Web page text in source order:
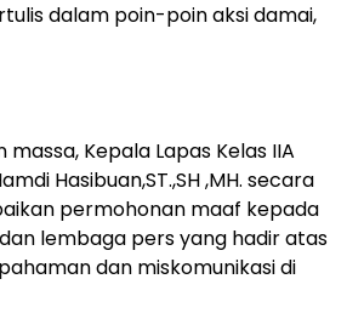
dalam poin-poin aksi damai,
Kepala Lapas Kelas IIA
Hasibuan,ST.,SH ,MH. secara
permohonan maaf kepada
lembaga pers yang hadir atas
dan miskomunikasi di